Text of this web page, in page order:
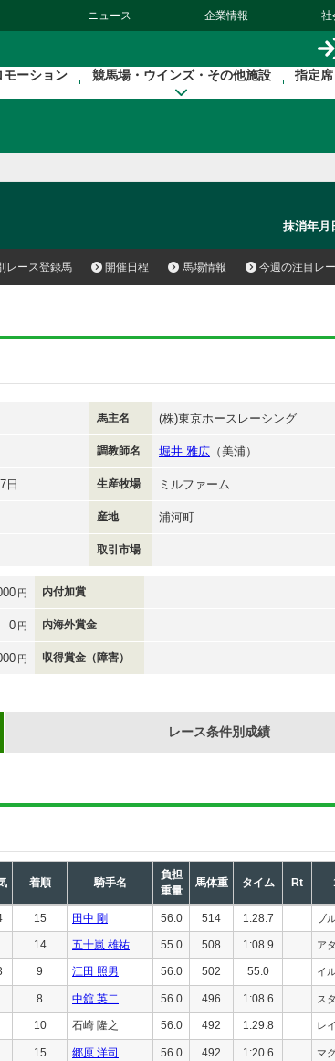
ニュース 企業情報 社
モーション 競馬場・ウインズ・その他施設 指定
抹消年月
レース登録馬 開催日程 馬場情報 今週の注目レ
馬主名 (株)東京ホースレーシング
調教師名 堀井 雅広 （美浦）
日 生産牧場 ミルファーム
産地 浦河町
取引市場
円 内付加賞
0 円 内海外賞金
円 収得賞金（障害）
レース条件別成績
着順 騎手名
負担
重量
馬体重 タイム Rt
15 田中 剛 56.0 514 1:28.7 ブ
14 五十嵐 雄祐 55.0 508 1:08.9 ア
9 江田 照男 56.0 502 55.0 イ
8 中舘 英二 56.0 496 1:08.6 ス
10 石崎 隆之 56.0 492 1:29.8 レ
15 郷原 洋司 56.0 492 1:20.6 マ